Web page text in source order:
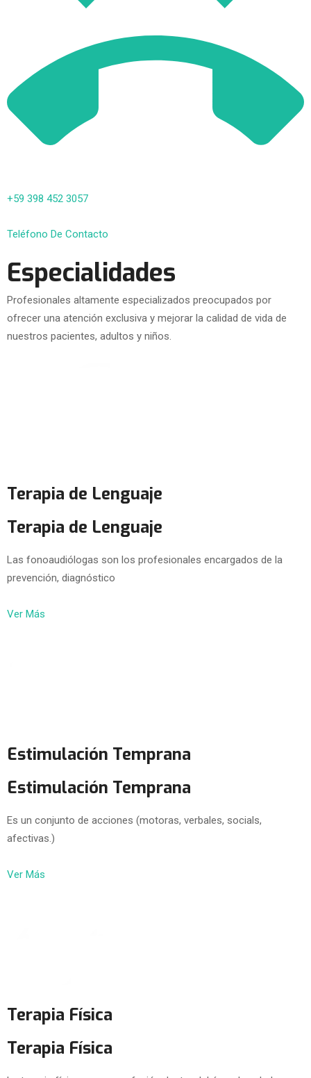
+59 398 452 3057
Teléfono De Contacto
Especialidades
Profesionales altamente especializados preocupados por
ofrecer una atención exclusiva y mejorar la calidad de vida de
nuestros pacientes, adultos y niños.
Terapia de Lenguaje
Terapia de Lenguaje
Las fonoaudiólogas son los profesionales encargados de la
prevención, diagnóstico
Ver Más
Estimulación Temprana
Estimulación Temprana
Es un conjunto de acciones (motoras, verbales, socials,
afectivas.)
Ver Más
Terapia Física
Terapia Física